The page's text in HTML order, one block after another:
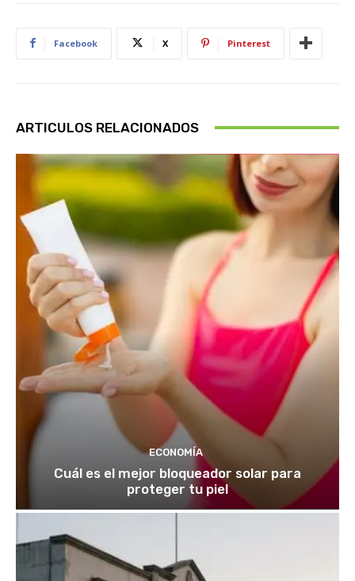
Facebook X Pinterest
ARTICULOS RELACIONADOS
ECONOMÍA
Cuál es el mejor bloqueador solar para
proteger tu piel